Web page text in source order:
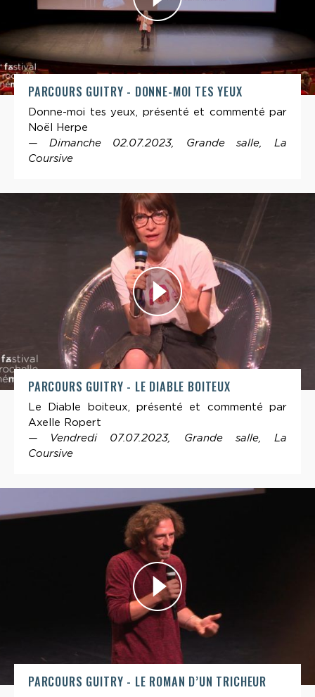
PARCOURS GUITRY - DONNE-MOI TES YEUX
Donne-moi tes yeux, présenté et commenté par
Noël Herpe
— Dimanche 02.07.2023, Grande salle, La
Coursive
PARCOURS GUITRY - LE DIABLE BOITEUX
Le Diable boiteux, présenté et commenté par
Axelle Ropert
— Vendredi 07.07.2023, Grande salle, La
Coursive
PARCOURS GUITRY - LE ROMAN D’UN TRICHEUR